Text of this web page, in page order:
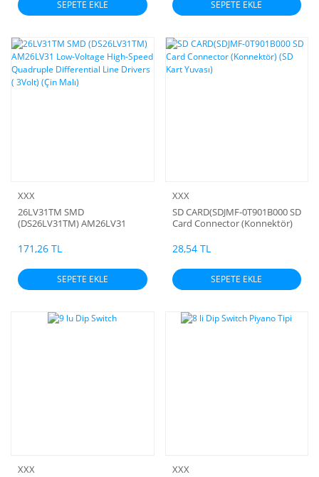
SEPETE EKLE SEPETE EKLE
XXX
26LV31TM SMD
(DS26LV31TM) AM26LV31
Quadruple Differential Line
Drivers ( 3Volt) (Çin Malı)
171,26 TL
SEPETE EKLE
XXX
SD CARD(SDJMF-0T901B000 SD
Card Connector (Konnektör)
28,54 TL
SEPETE EKLE
XXX
XXX